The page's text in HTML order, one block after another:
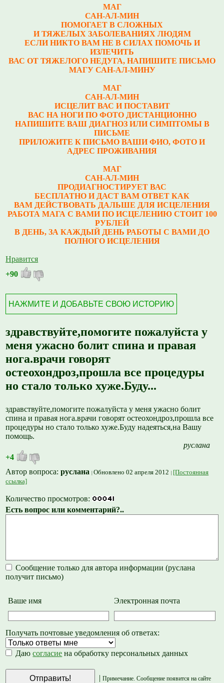
МАГ
САН-АЛ-МИН
ПОМОГАЕТ В СЛОЖНЫХ
И ТЯЖЕЛЫХ ЗАБОЛЕВАНИЯХ ЛЮДЯМ
ЕСЛИ НИКТО ВАМ НЕ В СИЛАХ ПОМОЧЬ И
ИЗЛЕЧИТЬ
ВАС ОТ ТЯЖЕЛОГО НЕДУГА, НАПИШИТЕ ПИСЬМО
МАГУ САН-АЛ-МИНУ
МАГ
САН-АЛ-МИН
ИСЦЕЛИТ ВАС И ПОСТАВИТ
ВАС НА НОГИ ПО ФОТО ДИСТАНЦИОННО
НАПИШИТЕ ВАШ ДИАГНОЗ ИЛИ СИМПТОМЫ В
ПИСЬМЕ
ПРИЛОЖИТЕ К ПИСЬМО ВАШИ ФИО, ФОТО И
АДРЕС ПРОЖИВАНИЯ
МАГ
САН-АЛ-МИН
ПРОДИАГНОСТИРУЕТ ВАС
БЕСПЛАТНО И ДАСТ ВАМ ОТВЕТ КАК
ВАМ ДЕЙСТВОВАТЬ ДАЛЬШЕ ДЛЯ ИСЦЕЛЕНИЯ
РАБОТА МАГА С ВАМИ ПО ИСЦЕЛЕНИЮ СТОИТ 100
РУБЛЕЙ
В ДЕНЬ, ЗА КАЖДЫЙ ДЕНЬ РАБОТЫ С ВАМИ ДО
ПОЛНОГО ИСЦЕЛЕНИЯ
Нравится
+90
НАЖМИТЕ И ДОБАВЬТЕ СВОЮ ИСТОРИЮ
здравствуйте,помогите пожалуйста у
меня ужасно болит спина и правая
нога.врачи говорят
остеохондроз,прошла все процедуры
но стало только хуже.Буду...
здравствуйте,помогите пожалуйста у меня ужасно болит
спина и правая нога.врачи говорят остеохондроз,прошла все
процедуры но стало только хуже.Буду надеяться,на Вашу
помощь.
руслана
+4
Автор вопроса:руслана Обновлено 02 апреля 2012
[Постоянная
ссылка]
Количество просмотров:
Есть вопрос или комментарий?..
Сообщение только для автора информации (руслана
получит письмо)
Ваше имя Электронная почта
Получать почтовые уведомления об ответах:
Даюсогласие на обработку персональных данных
Примечание. Сообщение появится на сайте